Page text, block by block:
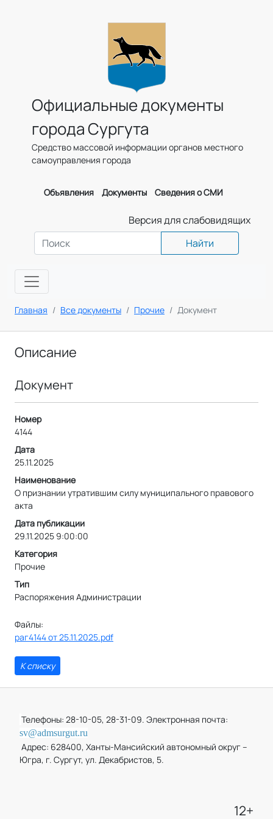
Официальные документы
города Сургута
Средство массовой информации органов местного
самоуправления города
Объявления Документы Сведения о СМИ
Версия для слабовидящих
Найти
Главная Все документы Прочие Документ
Описание
Документ
Номер
4144
Дата
25.11.2025
Наименование
О признании утратившим силу муниципального правового
акта
Дата публикации
29.11.2025 9:00:00
Категория
Прочие
Тип
Распоряжения Администрации
Файлы:
раг4144 от 25.11.2025.pdf
К списку
Телефоны: 28-10-05, 28-31-09. Электронная почта:
sv@admsurgut.ru
Адрес: 628400, Ханты-Мансийский автономный округ –
Югра, г. Сургут, ул. Декабристов, 5.
12+